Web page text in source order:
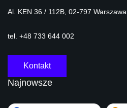
Al. KEN 36 / 112B, 02-797 Warszawa
tel. +48 733 644 002
Kontakt
Najnowsze